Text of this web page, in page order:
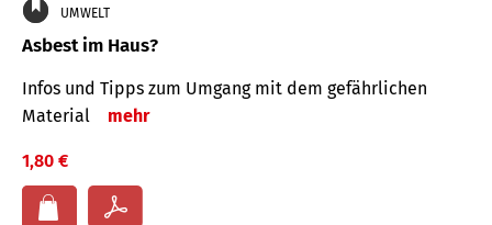
UMWELT
Asbest im Haus?
Infos und Tipps zum Um­gang mit dem ge­fähr­lichen
Mate­rial
mehr
1,80 €